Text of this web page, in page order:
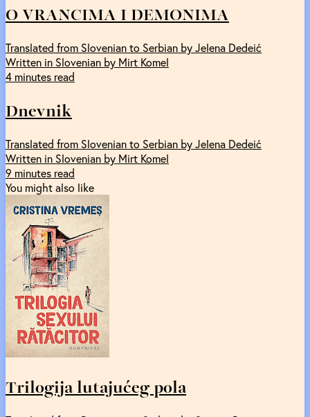
O VRANCIMA I DEMONIMA
Translated from Slovenian to Serbian by Jelena Dedeić
Written in Slovenian by Mirt Komel
4 minutes read
Dnevnik
Translated from Slovenian to Serbian by Jelena Dedeić
Written in Slovenian by Mirt Komel
9 minutes read
You might also like
Trilogija lutajućeg pola